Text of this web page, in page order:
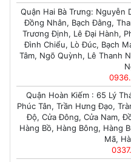
Quận Hai Bà Trưng: Nguyễn
Đồng Nhân, Bạch Đằng,
Trương Định, Lê Đại Hành,
Đình Chiểu, Lò Đúc, Bạch
Tâm, Ngõ Quỳnh, Lê Thanh
Quận Hoàn Kiếm : 65 Lý
Phúc Tân, Trần Hưng Đạo,
Độ, Cửa Đông, Cửa Nam,
Hàng Bồ, Hàng Bông, Hàng
Mã,